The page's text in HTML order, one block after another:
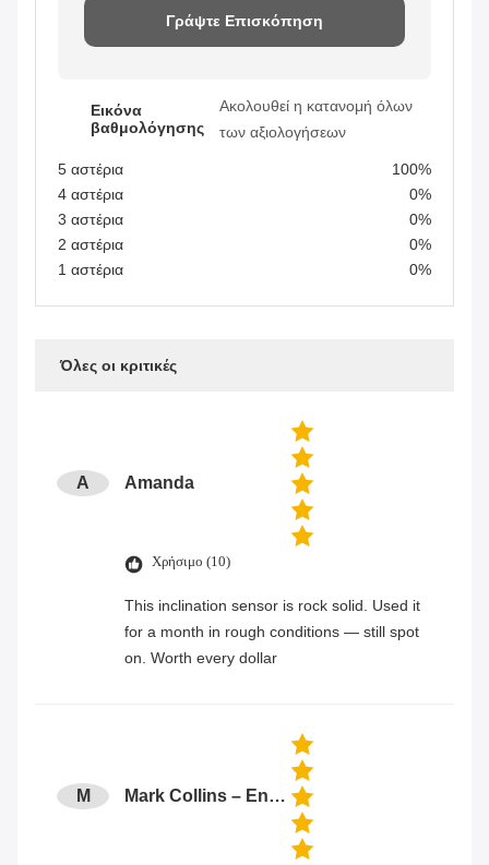
Γράψτε Επισκόπηση
Εικόνα
βαθμολόγησης
Ακολουθεί η κατανομή όλων
των αξιολογήσεων
5 αστέρια
100%
4 αστέρια
0%
3 αστέρια
0%
2 αστέρια
0%
1 αστέρια
0%
Όλες οι κριτικές
A Amanda
Χρήσιμο (10)
This inclination sensor is rock solid. Used it
for a month in rough conditions — still spot
on. Worth every dollar
M Mark Collins – Engineer